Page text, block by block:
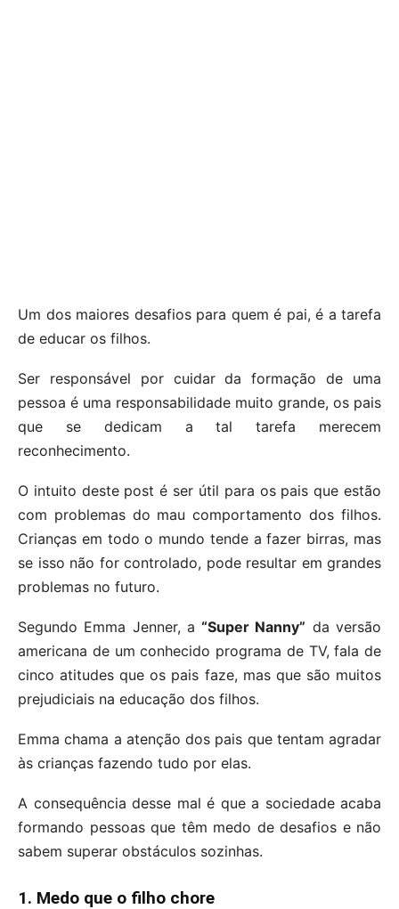
Um dos maiores desafios para quem é pai, é a tarefa
de educar os filhos.
Ser responsável por cuidar da formação de uma
pessoa é uma responsabilidade muito grande, os pais
que se dedicam a tal tarefa merecem
reconhecimento.
O intuito deste post é ser útil para os pais que estão
com problemas do mau comportamento dos filhos.
Crianças em todo o mundo tende a fazer birras, mas
se isso não for controlado, pode resultar em grandes
problemas no futuro.
Segundo Emma Jenner, a“Super Nanny” da versão
americana de um conhecido programa de TV, fala de
cinco atitudes que os pais faze, mas que são muitos
prejudiciais na educação dos filhos.
Emma chama a atenção dos pais que tentam agradar
às crianças fazendo tudo por elas.
A consequência desse mal é que a sociedade acaba
formando pessoas que têm medo de desafios e não
sabem superar obstáculos sozinhas.
1. Medo que o filho chore